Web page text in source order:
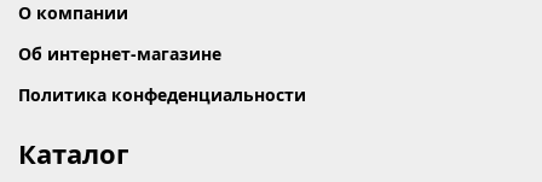
О компании
Об интернет-магазине
Политика конфеденциальности
Каталог